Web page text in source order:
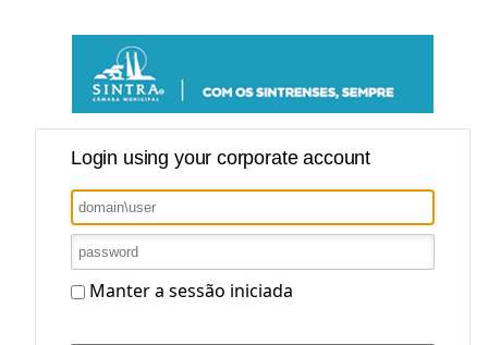
Login using your corporate account
Manter a sessão iniciada